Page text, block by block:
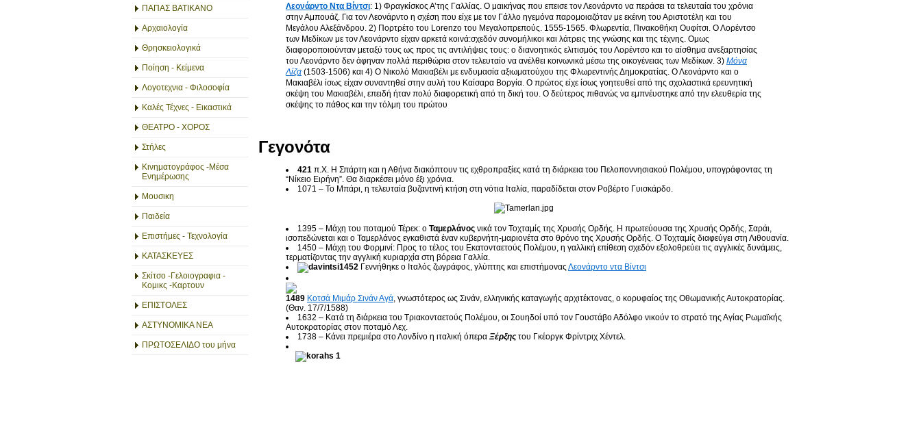
ΠΑΠΑΣ ΒΑΤΙΚΑΝΟ
Αρχαιολογία
Θρησκειολογικά
Ποίηση - Κείμενα
Λογοτεχνια - Φιλοσοφία
Καλές Τέχνες - Εικαστικά
ΘΕΑΤΡΟ - ΧΟΡΟΣ
Στήλες
Κινηματογράφος -Μέσα
Ενημέρωσης
Μουσικη
Παιδεία
Επιστήμες - Τεχνολογία
ΚΑΤΑΣΚΕΥΕΣ
Σκίτσο -Γελοιογραφια -
Κομικς -Καρτουν
ΕΠΙΣΤΟΛΕΣ
ΑΣΤΥΝΟΜΙΚΑ ΝΕΑ
ΠΡΩΤΟΣΕΛΙΔΟ του μήνα
Λεονάρντο Ντα Βίντσι: 1) Φραγκίσκος Α’της Γαλλίας. Ο μαικήνας που επεισε τον Λεονάρντο να περάσει τα τελευταία του χρόνια
στην Αμπουάζ. Για τον Λεονάρντο η σχέση που είχε με τον Γάλλο ηγεμόνα παρομοιαζόταν με εκέινη του Αριστοτέλη και του
Μεγάλου Αλεξάνδρου. 2) Πορτρέτο του Lorenzo του Μεγαλοπρεπούς. 1555-1565. Φλωρεντία, Πινακοθήκη Ουφίτσι. Ο Λορέντσο
των Μεδίκων με τον Λεονάρντο είχαν αρκετά κοινά:σχεδόν συνομήλικοι και λάτρεις της γνώσης και της τέχνης. Ομως
διαφοροποιούνταν μεταξύ τους ως προς τις αντιλήψεις τους: ο διανοητικός ελιτισμός του Λορέντσο και το αίσθημα ανεξαρτησίας
του Λεονάρντο δεν άφηναν πολλά περιθώρια στον τελευταίο να ανέλθει κοινωνικά μέσω της οικογένειας των Μεδίκων. 3) Μόνα
Λίζα (1503-1506) και 4) Ο Νικολό Μακιαβέλι με ενδυμασία αξιωματούχου της Φλωρεντινής Δημοκρατίας. Ο Λεονάρντο και ο
Μακιαβέλι ίσως είχαν συναντηθεί στην αυλή του Καίσαρα Βοργία. Ο πρώτος είχε ίσως γοητευθεί από της σχολαστικά ερευνητική
σκέψη του Μακιαβέλι, επειδή ήταν πολύ διαφορετική από τη δική του. Ο δεύτερος πιθανώς να εμπνέυστηκε από την ελευθερία της
σκέψης το πάθος και την τόλμη του πρώτου
Γεγονότα
421 π.Χ. Η Σπάρτη και η Αθήνα διακόπτουν τις εχθροπραξίες κατά τη διάρκεια του Πελοποννησιακού Πολέμου, υπογράφοντας τη
“Νίκειο Ειρήνη”. Θα διαρκέσει μόνο έξι χρόνια.
1071 – Το Μπάρι, η τελευταία βυζαντινή κτήση στη νότια Ιταλία, παραδίδεται στον Ροβέρτο Γυισκάρδο.
1395 – Μάχη του ποταμού Τέρεκ: ο Ταμερλάνος νικά τον Τοχταμίς της Χρυσής Ορδής. Η πρωτεύουσα της Χρυσής Ορδής, Σαράι,
ισοπεδώνεται και ο Ταμερλάνος εγκαθιστά έναν κυβερνήτη-μαριονέτα στο θρόνο της Χρυσής Ορδής. Ο Τοχταμίς διαφεύγει στη Λιθουανία.
1450 – Μάχη του Φορμινί: Προς το τέλος του Εκατονταετούς Πολέμου, η γαλλική επίθεση σχεδόν εξολοθρεύει τις αγγλικές δυνάμεις,
τερματίζοντας την αγγλική κυριαρχία στη βόρεια Γαλλία.
1452 Γεννήθηκε ο Ιταλός ζωγράφος, γλύπτης και επιστήμονας Λεονάρντο ντα Βίντσι
1489 Κοτσά Μιμάρ Σινάν Αγά , γνωστότερος ως Σινάν, ελληνικής καταγωγής αρχιτέκτονας, ο κορυφαίος της Οθωμανικής Αυτοκρατορίας.
(Θαν. 17/7/1588)
1632 – Κατά τη διάρκεια του Τριακονταετούς Πολέμου, οι Σουηδοί υπό τον Γουστάβο Αδόλφο νικούν το στρατό της Αγίας Ρωμαϊκής
Αυτοκρατορίας στον ποταμό Λεχ.
1738 – Κάνει πρεμιέρα στο Λονδίνο η ιταλική όπερα Ξέρξης του Γκέοργκ Φρίντριχ Χέντελ.